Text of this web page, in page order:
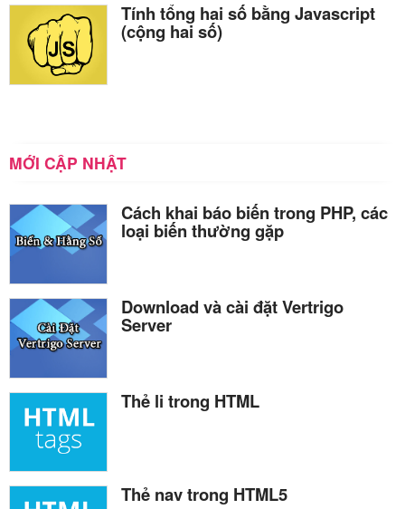
Tính tổng hai số bằng Javascript
(cộng hai số)
MỚI CẬP NHẬT
Cách khai báo biến trong PHP, các
loại biến thường gặp
Download và cài đặt Vertrigo
Server
Thẻ li trong HTML
Thẻ nav trong HTML5